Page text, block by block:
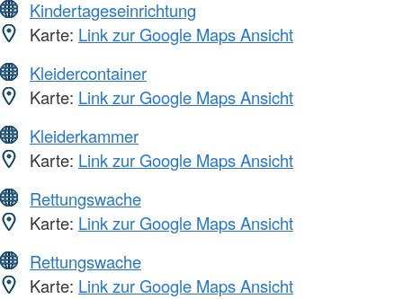
Kindertageseinrichtung
Karte: Link zur Google Maps Ansicht
Kleidercontainer
Karte: Link zur Google Maps Ansicht
Kleiderkammer
Karte: Link zur Google Maps Ansicht
Rettungswache
Karte: Link zur Google Maps Ansicht
Rettungswache
Karte: Link zur Google Maps Ansicht